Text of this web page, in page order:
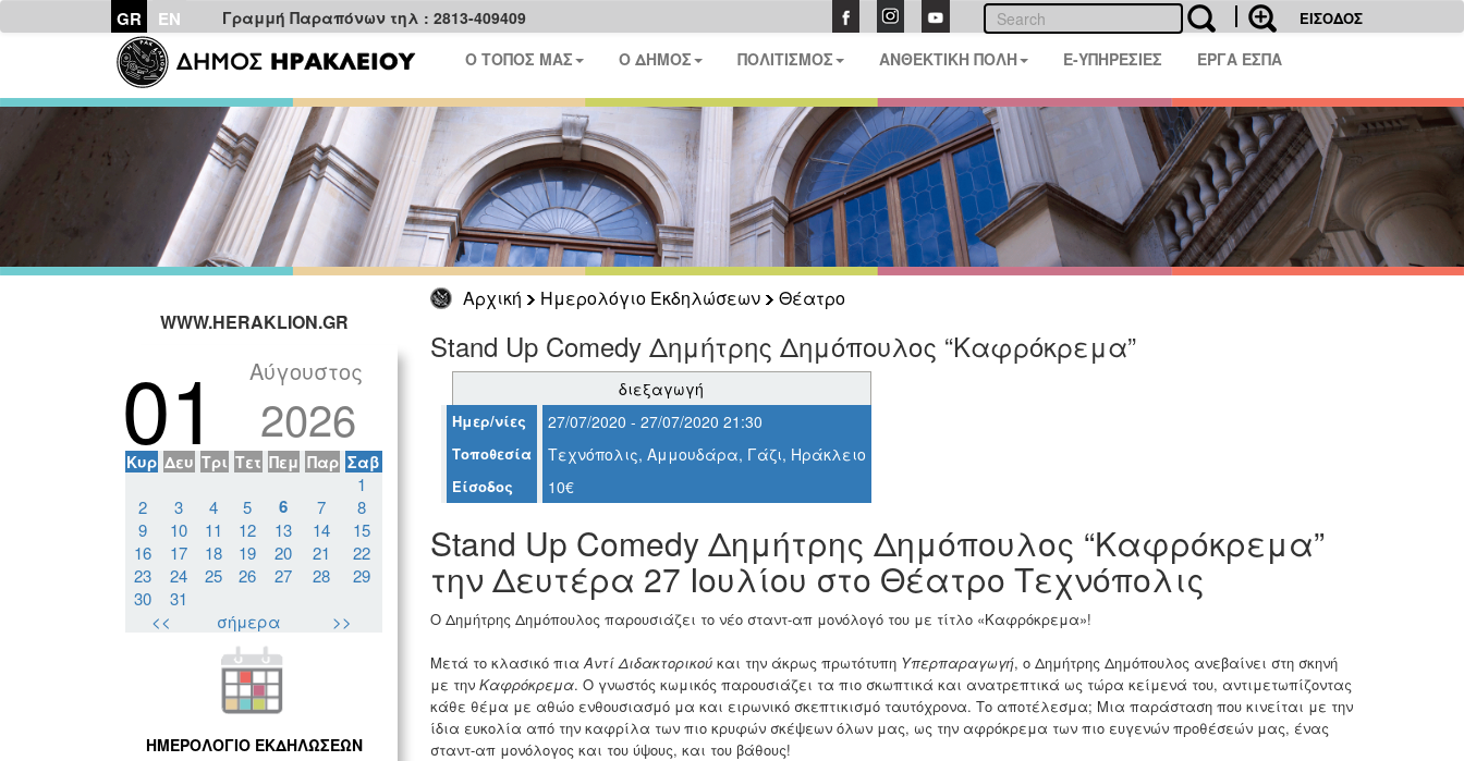
GR EN Γραμμή Παραπόνων τηλ : 2813-409409 ΕΙΣΟΔΟΣ
Ο ΤΟΠΟΣ ΜΑΣ Ο ΔΗΜΟΣ ΠΟΛΙΤΙΣΜΟΣ ΑΝΘΕΚΤΙΚΗ ΠΟΛΗ E-ΥΠΗΡΕΣΙΕΣ ΕΡΓΑ ΕΣΠΑ
Αρχική Ημερολόγιο Εκδηλώσεων
Θέατρο
WWW.HERAKLION.GR
01 Αύγουστος
2026
Κυρ Δευ Τρι Τετ Πεμ Παρ Σαβ
1
2
3 4 5 6 7
8
9
10 11 12 13 14
15
16
17 18 19 20 21
22
23
24 25 26 27 28
29
30
31
<<
σήμερα >>
ΗΜΕΡΟΛΟΓΙΟ ΕΚΔΗΛΩΣΕΩΝ
Stand Up Comedy Δημήτρης Δημόπουλος “Καφρόκρεμα”
διεξαγωγή
Ημερ/νίες 27/07/2020 - 27/07/2020 21:30
Τοποθεσία Τεχνόπολις, Αμμουδάρα, Γάζι, Ηράκλειο
Είσοδος 10€
Stand Up Comedy Δημήτρης Δημόπουλος “Καφρόκρεμα”
την Δευτέρα 27 Ιουλίου στο Θέατρο Τεχνόπολις
Ο Δημήτρης Δημόπουλος παρουσιάζει το νέο σταντ-απ μονόλογό του με τίτλο «Καφρόκρεμα»!
Μετά το κλασικό πιαΑντί Διδακτορικούκαι την άκρως πρωτότυπη Υπερπαραγωγή, ο Δημήτρης Δημόπουλος ανεβαίνει στη σκηνή
με την Καφρόκρεμα. Ο γνωστός κωμικός παρουσιάζει τα πιο σκωπτικά και ανατρεπτικά ως τώρα κείμενά του, αντιμετωπίζοντας
κάθε θέμα με αθώο ενθουσιασμό μα και ειρωνικό σκεπτικισμό ταυτόχρονα. Το αποτέλεσμα; Μια παράσταση που κινείται με την
ίδια ευκολία από την καφρίλα των πιο κρυφών σκέψεων όλων μας, ως την αφρόκρεμα των πιο ευγενών προθέσεών μας, ένας
σταντ-απ μονόλογος και του ύψους, και του βάθους!